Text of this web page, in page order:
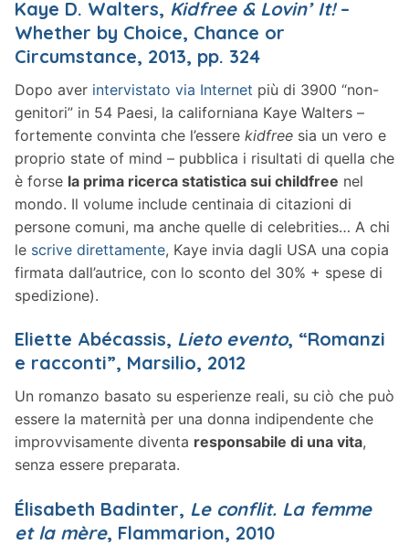
Kaye D. Walters, Kidfree & Lovin’ It!–
Whether by Choice, Chance or
Circumstance, 2013, pp. 324
Dopo aver intervistato via Internet più di 3900 “non-
genitori” in 54 Paesi, la californiana Kaye Walters –
fortemente convinta che l’essere kidfree sia un vero e
proprio state of mind – pubblica i risultati di quella che
è forse la prima ricerca statistica sui childfree nel
mondo. Il volume include centinaia di citazioni di
persone comuni, ma anche quelle di celebrities… A chi
le scrive direttamente, Kaye invia dagli USA una copia
firmata dall’autrice, con lo sconto del 30% + spese di
spedizione).
Eliette Abécassis, Lieto evento, “Romanzi
e racconti”, Marsilio, 2012
Un romanzo basato su esperienze reali, su ciò che può
essere la maternità per una donna indipendente che
improvvisamente diventa responsabile di una vita,
senza essere preparata.
Élisabeth Badinter, Le conflit. La femme
et la mère, Flammarion, 2010